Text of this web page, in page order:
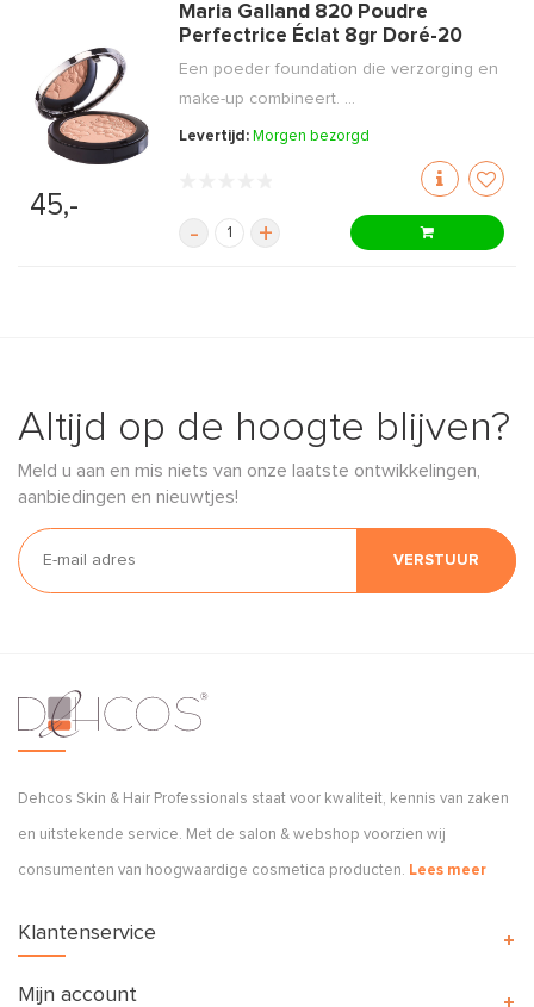
45,-
Maria Galland 820 Poudre
Perfectrice Éclat 8gr Doré-20
Een poeder foundation die verzorging en
make-up combineert. ...
Levertijd: Morgen bezorgd
- +
Altijd op de hoogte blijven?
Meld u aan en mis niets van onze laatste ontwikkelingen,
aanbiedingen en nieuwtjes!
VERSTUUR
Dehcos Skin & Hair Professionals staat voor kwaliteit, kennis van zaken
en uitstekende service. Met de salon & webshop voorzien wij
consumenten van hoogwaardige cosmetica producten. Lees meer
Klantenservice
Mijn account